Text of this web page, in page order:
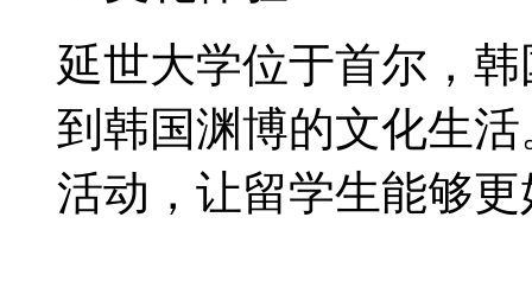
延世大学位于首尔，
到韩国渊博的文化生
活动，让留学生能够